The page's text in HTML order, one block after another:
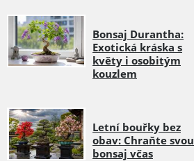
Bonsaj Durantha:
Exotická kráska s
květy i osobitým
kouzlem
Letní bouřky bez
obav: Chraňte svou
bonsaj včas